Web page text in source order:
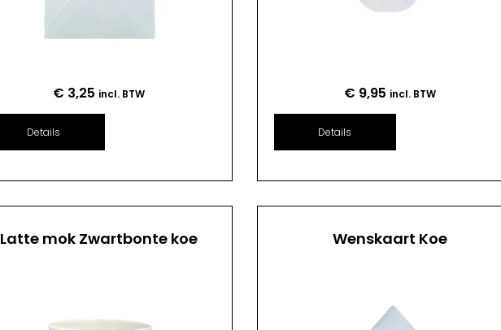
€ 3,25 incl. BTW
Details
€ 9,95 incl. BTW
Details
Latte mok Zwartbonte koe Wenskaart Koe